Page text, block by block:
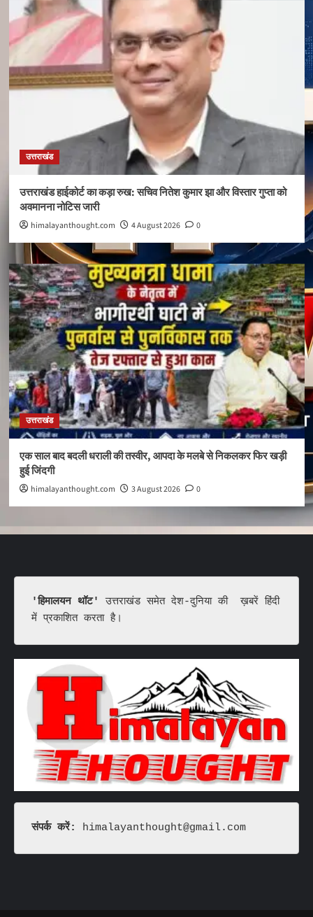
उत्तराखंड
उत्तराखंड हाईकोर्ट का कड़ा रुख: सचिव नितेश कुमार झा और विस्तार गुप्ता को
अवमानना नोटिस जारी
himalayanthought.com 4 August 2026 0
उत्तराखंड
एक साल बाद बदली धराली की तस्वीर, आपदा के मलबे से निकलकर फिर खड़ी
हुई जिंदगी
himalayanthought.com 3 August 2026 0
'हिमालयन थॉट'
उत्तराखंड समेत देश-दुनिया की  ख़बरें हिंदी
में प्रकाशित करता है।
संपर्क करें: himalayanthought@gmail.com